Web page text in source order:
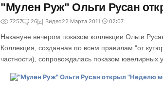
"Мулен Руж" Ольги Русан
7257 26 Видео22 Марта 2011 02:07
Накануне вечером показом коллекции Ольги
Коллекция, созданная по всем правилам "от
частности), сопровождалась показом ювелирных